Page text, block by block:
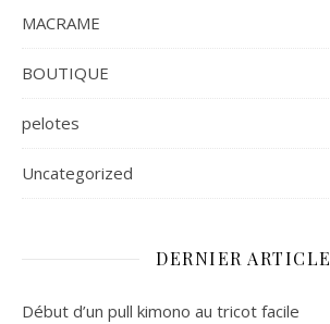
MACRAME
BOUTIQUE
pelotes
Uncategorized
DERNIER ARTICLE
Début d’un pull kimono au tricot facile